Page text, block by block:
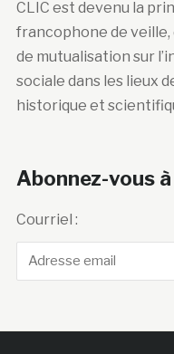
CLIC est devenu la
francophone de
de mutualisation sur
sociale dans les lieux
historique et
Abonnez-vous
Courriel :